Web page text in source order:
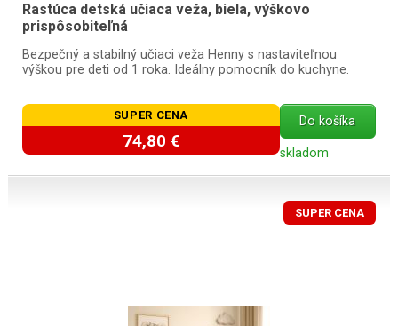
Rastúca detská učiaca veža, biela, výškovo
prispôsobiteľná
Bezpečný a stabilný učiaci veža Henny s nastaviteľnou
výškou pre deti od 1 roka. Ideálny pomocník do kuchyne.
SUPER CENA
74,80 €
Do košíka
skladom
SUPER CENA